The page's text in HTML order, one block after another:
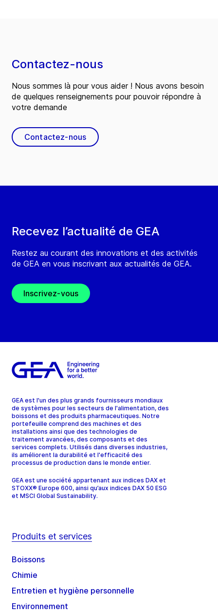
Recevez l’actualité de GEA
Restez au courant des innovations et des activités
de GEA en vous inscrivant aux actualités de GEA.
Inscrivez-vous
Contactez-nous
Nous sommes là pour vous aider ! Nous avons besoin
de quelques renseignements pour pouvoir répondre à
votre demande
Contactez-nous
GEA est l'un des plus grands fournisseurs mondiaux
de systèmes pour les secteurs de l'alimentation, des
boissons et des produits pharmaceutiques. Notre
portefeuille comprend des machines et des
installations ainsi que des technologies de
traitement avancées, des composants et des
services complets. Utilisés dans diverses industries,
ils améliorent la durabilité et l'efficacité des
processus de production dans le monde entier.
GEA est une société appartenant aux indices DAX et
STOXX® Europe 600, ainsi qu’aux indices DAX 50 ESG
et MSCI Global Sustainability.
Produits et services
Boissons
Chimie
Entretien et hygiène personnelle
Environnement